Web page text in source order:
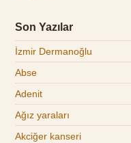
Son Yazılar
İzmir Dermanoğlu
Abse
Adenit
Ağız yaraları
Akciğer kanseri